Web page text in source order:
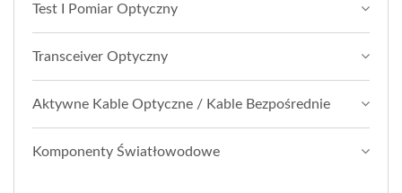
Test I Pomiar Optyczny
Transceiver Optyczny
Aktywne Kable Optyczne / Kable Bezpośrednie
Komponenty Światłowodowe